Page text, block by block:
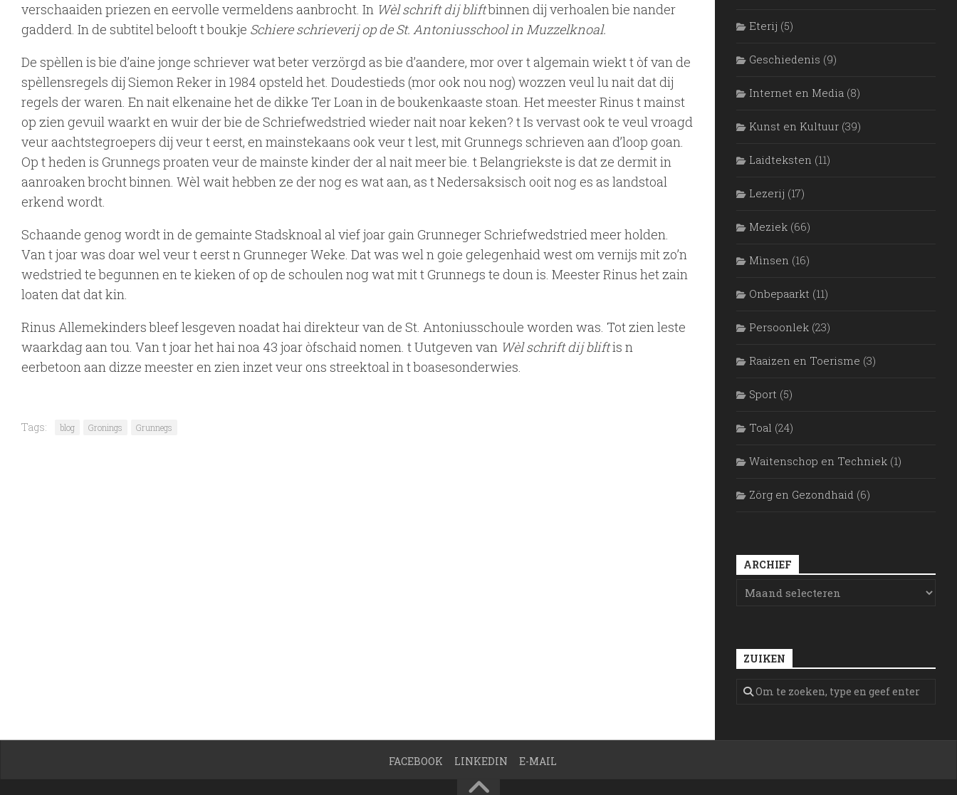
verschaaiden priezen en eervolle vermeldens aanbrocht. In Wèl schrift dij bliftbinnen dij verhoalen bie nander
gadderd. In de subtitel belooft t boukje Schiere schrieverij op de St. Antoniusschool in Muzzelknoal.
De spèllen is bie d’aine jonge schriever wat beter verzörgd as bie d’aandere, mor over t algemain wiekt t òf van de
spèllensregels dij Siemon Reker in 1984 opsteld het. Doudestieds (mor ook nou nog) wozzen veul lu nait dat dij
regels der waren. En nait elkenaine het de dikke Ter Loan in de boukenkaaste stoan. Het meester Rinus t mainst
op zien gevuil waarkt en wuir der bie de Schriefwedstried wieder nait noar keken? t Is vervast ook te veul vroagd
veur aachtstegroepers dij veur t eerst, en mainstekaans ook veur t lest, mit Grunnegs schrieven aan d’loop goan.
Op t heden is Grunnegs proaten veur de mainste kinder der al nait meer bie. t Belangriekste is dat ze dermit in
aanroaken brocht binnen. Wèl wait hebben ze der nog es wat aan, as t Nedersaksisch ooit nog es as landstoal
erkend wordt.
Schaande genog wordt in de gemainte Stadsknoal al vief joar gain Grunneger Schriefwedstried meer holden.
Van t joar was doar wel veur t eerst n Grunneger Weke. Dat was wel n goie gelegenhaid west om vernijs mit zo’n
wedstried te begunnen en te kieken of op de schoulen nog wat mit t Grunnegs te doun is. Meester Rinus het zain
loaten dat dat kin.
Rinus Allemekinders bleef lesgeven noadat hai direkteur van de St. Antoniusschoule worden was. Tot zien leste
waarkdag aan tou. Van t joar het hai noa 43 joar òfschaid nomen. t Uutgeven van Wèl schrift dij bliftis n
eerbetoon aan dizze meester en zien inzet veur ons streektoal in t boasesonderwies.
Tags: blog Gronings Grunnegs
Eterij (5)
Geschiedenis (9)
Internet en Media (8)
Kunst en Kultuur (39)
Laidteksten (11)
Lezerij (17)
Meziek (66)
Mìnsen (16)
Onbepaarkt (11)
Persoonlek (23)
Raaizen en Toerisme (3)
Sport (5)
Toal (24)
Waitenschop en Techniek (1)
Zörg en Gezondhaid (6)
ARCHIEF
ZUIKEN
FACEBOOK LINKEDIN E-MAIL